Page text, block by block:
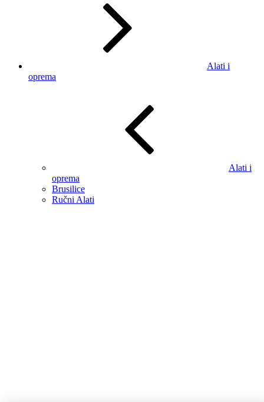
Alati i
oprema
Alati i
oprema
Brusilice
Ručni Alati